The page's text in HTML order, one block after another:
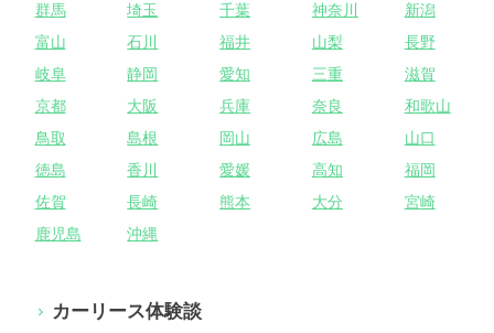
群馬
埼玉 千葉 神奈川
新潟
富山
石川 福井 山梨
長野
岐阜
静岡 愛知 三重
滋賀
京都
大阪 兵庫 奈良
和歌山
鳥取
島根 岡山 広島
山口
徳島
香川 愛媛 高知
福岡
佐賀
長崎 熊本 大分
宮崎
鹿児島
沖縄
カーリース体験談